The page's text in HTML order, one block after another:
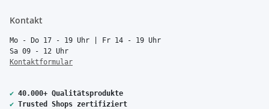
Kontakt
Mo - Do 17 - 19 Uhr | Fr 14 - 19 Uhr
Sa 09 - 12 Uhr
Kontaktformular
✔ 40.000+ Qualitätsprodukte
✔ Trusted Shops zertifiziert